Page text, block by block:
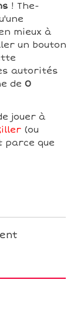
! The-
mieux à
un bouton
autorités
de 0
jouer à
(ou
parce que